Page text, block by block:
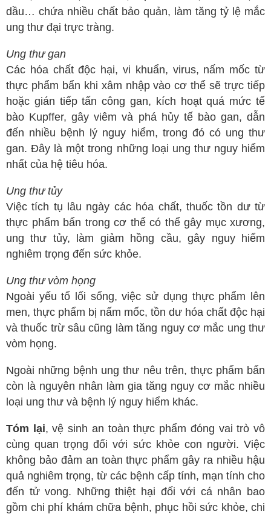
dầu… chứa nhiều chất bảo quản, làm tăng tỷ lệ mắc
ung thư đại trực tràng.
Ung thư gan
Các hóa chất độc hại, vi khuẩn, virus, nấm mốc từ
thực phẩm bẩn khi xâm nhập vào cơ thể sẽ trực tiếp
hoặc gián tiếp tấn công gan, kích hoạt quá mức tế
bào Kupffer, gây viêm và phá hủy tế bào gan, dẫn
đến nhiều bệnh lý nguy hiểm, trong đó có ung thư
gan. Đây là một trong những loại ung thư nguy hiểm
nhất của hệ tiêu hóa.
Ung thư tủy
Việc tích tụ lâu ngày các hóa chất, thuốc tồn dư từ
thực phẩm bẩn trong cơ thể có thể gây mục xương,
ung thư tủy, làm giảm hồng cầu, gây nguy hiểm
nghiêm trọng đến sức khỏe.
Ung thư vòm họng
Ngoài yếu tố lối sống, việc sử dụng thực phẩm lên
men, thực phẩm bị nấm mốc, tồn dư hóa chất độc hại
và thuốc trừ sâu cũng làm tăng nguy cơ mắc ung thư
vòm họng.
Ngoài những bệnh ung thư nêu trên, thực phẩm bẩn
còn là nguyên nhân làm gia tăng nguy cơ mắc nhiều
loại ung thư và bệnh lý nguy hiểm khác.
Tóm lại, vệ sinh an toàn thực phẩm đóng vai trò vô
cùng quan trọng đối với sức khỏe con người. Việc
không bảo đảm an toàn thực phẩm gây ra nhiều hậu
quả nghiêm trọng, từ các bệnh cấp tính, mạn tính cho
đến tử vong. Những thiệt hại đối với cá nhân bao
gồm chi phí khám chữa bệnh, phục hồi sức khỏe, chi